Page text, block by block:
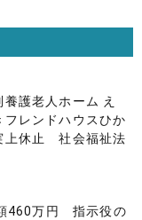
護老人ホーム え
レンドハウスひか
休止 社会福祉法
460万円 指示役の